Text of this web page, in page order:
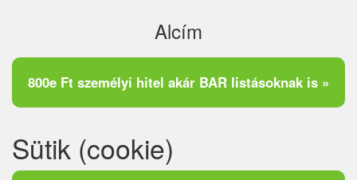
Alcím
800e Ft személyi hitel akár BAR listásoknak is »
Sütik (cookie)